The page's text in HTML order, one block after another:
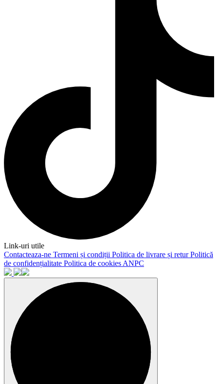
Link-uri utile
Contacteaza-ne Termeni și condiții Politica de livrare și returPolitică
de confidențialitate Politica de cookies ANPC